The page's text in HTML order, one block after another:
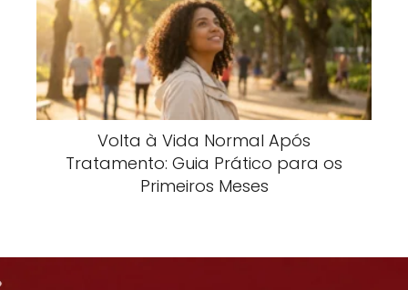
Volta à Vida Normal Após
Tratamento: Guia Prático para os
Primeiros Meses